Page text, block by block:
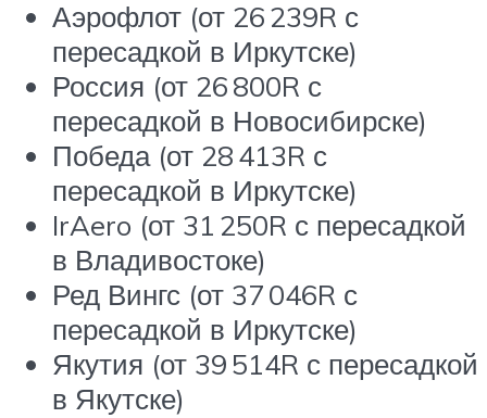
Аэрофлот (от 26 239R с
пересадкой в Иркутске)
Россия (от 26 800R с
пересадкой в Новосибирске)
Победа (от 28 413R с
пересадкой в Иркутске)
IrAero (от 31 250R с пересадкой
в Владивостоке)
Ред Вингс (от 37 046R с
пересадкой в Иркутске)
Якутия (от 39 514R с пересадкой
в Якутске)